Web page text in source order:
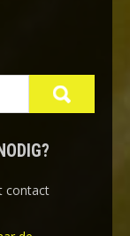
contact